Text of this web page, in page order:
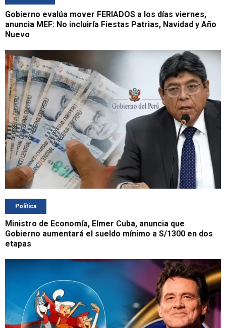
Gobierno evalúa mover FERIADOS a los días viernes,
anuncia MEF: No incluiría Fiestas Patrias, Navidad y Año
Nuevo
Política
Ministro de Economía, Elmer Cuba, anuncia que
Gobierno aumentará el sueldo mínimo a S/1300 en dos
etapas